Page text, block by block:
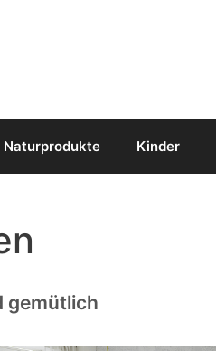
Naturprodukte Kinder
gemütlich